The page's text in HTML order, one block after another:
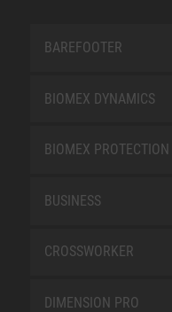
BAREFOOTER
BIOMEX DYNAMICS
BIOMEX PROTECTION
BUSINESS
CROSSWORKER
DIMENSION PRO